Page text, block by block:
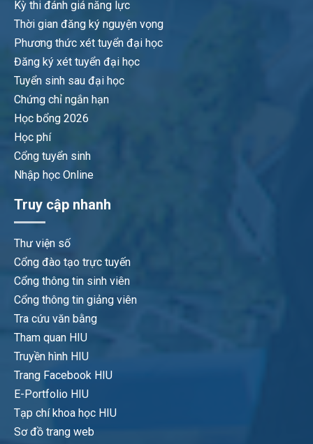
Kỳ thi đánh giá năng lực
Thời gian đăng ký nguyện vọng
Phương thức xét tuyển đại học
Đăng ký xét tuyển đại học
Tuyển sinh sau đại học
Chứng chỉ ngắn hạn
Học bổng 2026
Học phí
Cổng tuyển sinh
Nhập học Online
Truy cập nhanh
Thư viện số
Cổng đào tạo trực tuyến
Cổng thông tin sinh viên
Cổng thông tin giảng viên
Tra cứu văn bằng
Tham quan HIU
Truyền hình HIU
Trang Facebook HIU
E-Portfolio HIU
Tạp chí khoa học HIU
Sơ đồ trang web